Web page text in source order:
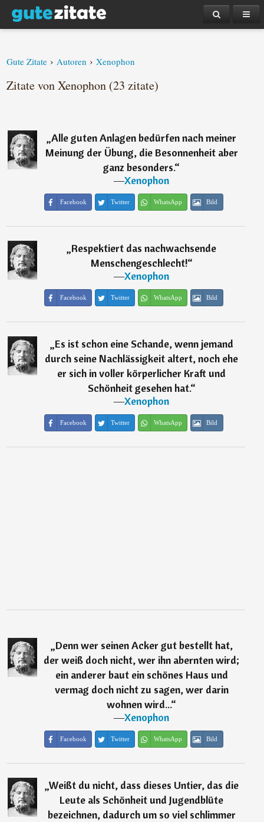
Gute Zitate › Autoren › Xenophon
Zitate von Xenophon (23 zitate)
„Alle guten Anlagen bedürfen nach meiner
Meinung der Übung, die Besonnenheit aber
ganz besonders.“
―Xenophon
Facebook Twitter WhatsApp Bild
„Respektiert das nachwachsende
Menschengeschlecht!“
―Xenophon
Facebook Twitter WhatsApp Bild
„Es ist schon eine Schande, wenn jemand
durch seine Nachlässigkeit altert, noch ehe
er sich in voller körperlicher Kraft und
Schönheit gesehen hat.“
―Xenophon
Facebook Twitter WhatsApp Bild
„Denn wer seinen Acker gut bestellt hat,
der weiß doch nicht, wer ihn abernten wird;
ein anderer baut ein schönes Haus und
vermag doch nicht zu sagen, wer darin
wohnen wird...“
―Xenophon
Facebook Twitter WhatsApp Bild
„Weißt du nicht, dass dieses Untier, das die
Leute als Schönheit und Jugendblüte
bezeichnen, dadurch um so viel schlimmer